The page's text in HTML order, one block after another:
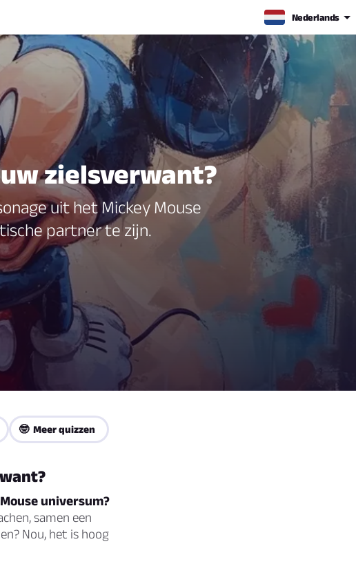
Nederlands
zielsverwant?
uit het Mickey Mouse
partner te zijn.
🤓 Meer quizzen
universum?
samen een
Nou, het is hoog